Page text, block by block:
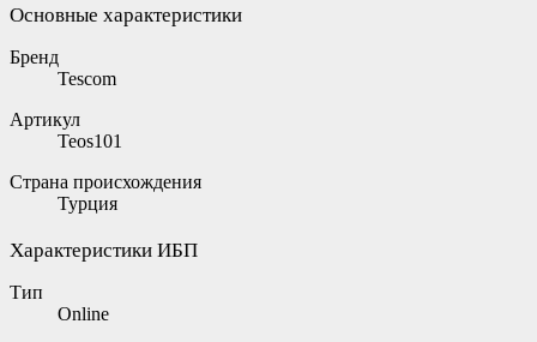
Основные характеристики
Бренд
Tescom
Артикул
Teos101
Страна происхождения
Турция
Характеристики ИБП
Тип
Online